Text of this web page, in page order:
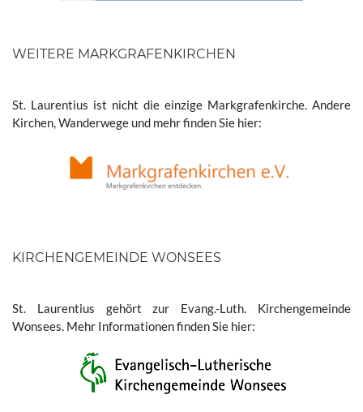
WEITERE MARKGRAFENKIRCHEN
St. Laurentius ist nicht die einzige Markgrafenkirche. Andere
Kirchen, Wanderwege und mehr finden Sie hier:
KIRCHENGEMEINDE WONSEES
St. Laurentius gehört zur Evang.-Luth. Kirchengemeinde
Wonsees. Mehr Informationen finden Sie hier: